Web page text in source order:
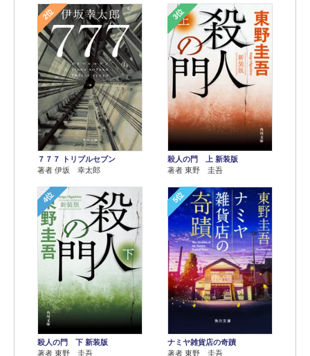
2位
７７７ トリプルセブン
著者 伊坂 幸太郎
3位
殺人の門 上 新装版
著者 東野 圭吾
4位
殺人の門 下 新装版
著者 東野 圭吾
5位
ナミヤ雑貨店の奇蹟
著者 東野 圭吾